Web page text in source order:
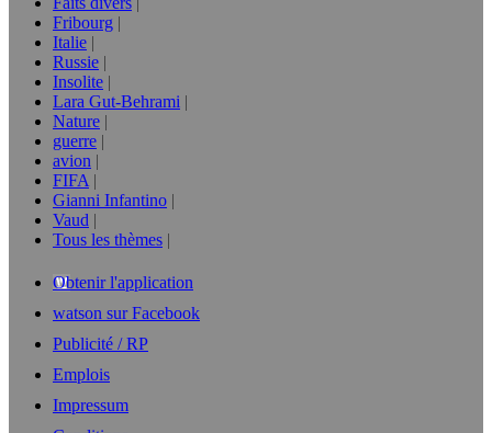
Fribourg
Italie
Russie
Insolite
Lara Gut-Behrami
Nature
guerre
avion
FIFA
Gianni Infantino
Vaud
Tous les thèmes
Obtenir l'application
watson sur Facebook
Publicité / RP
Emplois
Impressum